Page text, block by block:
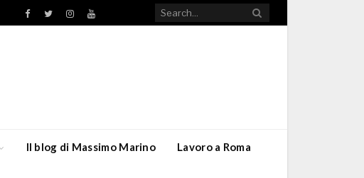
Facebook
TwitterInstagramYouTube
Il blog di Massimo Marino Lavoro a Roma